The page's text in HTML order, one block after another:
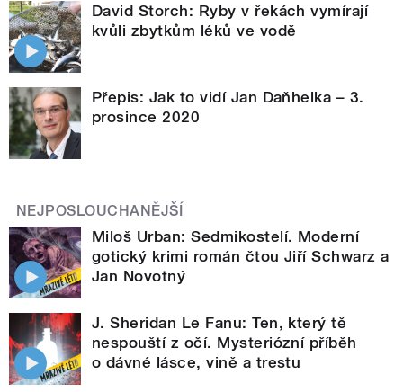
David Storch: Ryby v řekách vymírají
kvůli zbytkům léků ve vodě
Přepis: Jak to vidí Jan Daňhelka – 3.
prosince 2020
NEJPOSLOUCHANĚJŠÍ
Miloš Urban: Sedmikostelí. Moderní
gotický krimi román čtou Jiří Schwarz a
Jan Novotný
J. Sheridan Le Fanu: Ten, který tě
nespouští z očí. Mysteriózní příběh
o dávné lásce, vině a trestu